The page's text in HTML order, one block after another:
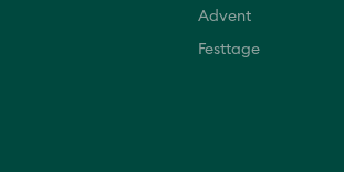
Advent
Festtage